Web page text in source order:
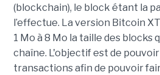
(blockchain), le block étant la
l’effectue. La version Bitcoin
1 Mo à 8 Mo la taille des
chaîne. L'objectif est de
transactions afin de pouvoir